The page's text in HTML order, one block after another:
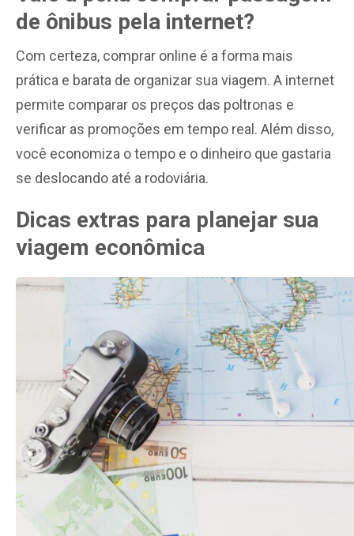
de ônibus pela internet?
Com certeza, comprar online é a forma mais
prática e barata de organizar sua viagem. A internet
permite comparar os preços das poltronas e
verificar as promoções em tempo real. Além disso,
você economiza o tempo e o dinheiro que gastaria
se deslocando até a rodoviária.
Dicas extras para planejar sua
viagem econômica